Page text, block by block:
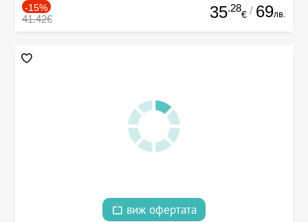
-15%
41.42€ 35.28
€ / 69лв.
виж офертата